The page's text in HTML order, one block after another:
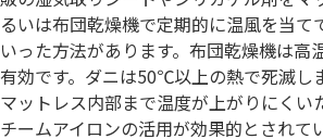
るいは布団乾燥機で定期的に温風を当て
いった方法があります。布団乾燥機は高
有効です。ダニは50℃以上の熱で死滅し
マットレス内部まで温度が上がりにくい
チームアイロンの活用が効果的とされて